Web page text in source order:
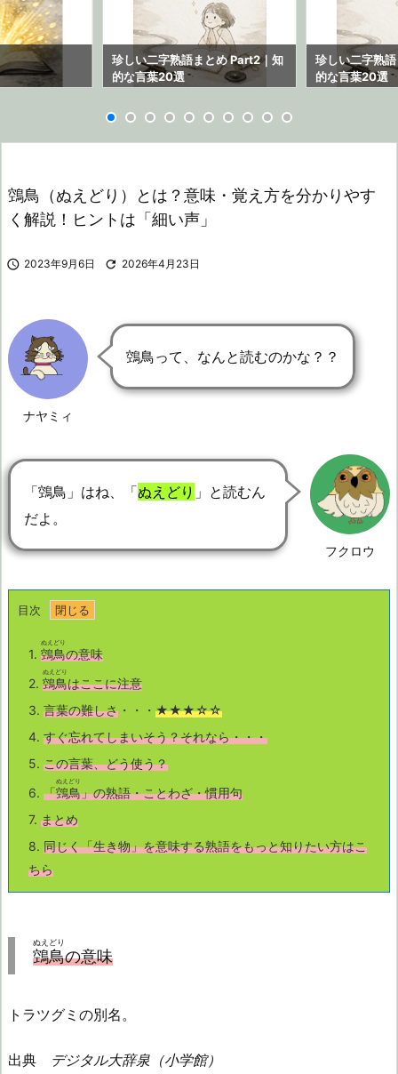
珍しい二字熟語まとめ Part2｜知
的な言葉20選
珍しい二字熟
的な言葉20選
鵼鳥（ぬえどり）とは？意味・覚え方を分かりやす
く解説！ヒントは「細い声」
 2023年9月6日  2026年4月23日
ナヤミィ
鵼鳥って、なんと読むのかな？？
フクロウ
「鵼鳥」はね、「ぬえどり 」と読むん
だよ。
目次
1. 鵼鳥
ぬえどり
の意味
2. 鵼鳥
ぬえどり
はここに注意
3. 言葉の難しさ ・・・ ★★★☆☆
4. すぐ忘れてしまいそう？それなら・・・
5. この言葉、どう使う？
6. 「鵼鳥
ぬえどり
」の熟語・ことわざ・慣用句
7. まとめ
8. 同じく「生き物」を意味する熟語をもっと知りたい方はこ
ちら
鵼鳥
ぬえどり
の意味
トラツグミの別名。
出典 デジタル大辞泉（小学館）